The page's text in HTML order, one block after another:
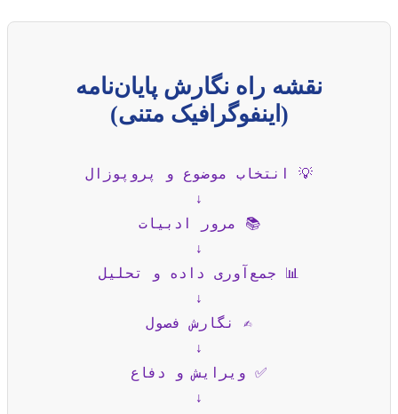
نقشه راه نگارش پایان‌نامه
(اینفوگرافیک متنی)
💡 انتخاب موضوع و پروپوزال
↓
📚 مرور ادبیات
↓
📊 جمع‌آوری داده و تحلیل
↓
✍️ نگارش فصول
↓
✅ ویرایش و دفاع
↓